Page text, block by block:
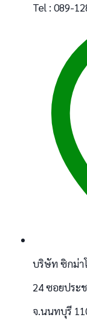
Tel : 089-
บริษัท ซิกม่า
24 ซอยประ
จ.นนทบุรี